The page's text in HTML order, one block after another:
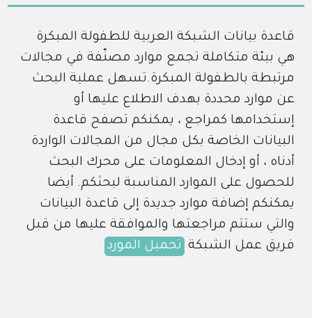
قاعدة بيانات الشبكة العربية للطفولة المبكرة
هي بيئة متكاملة تجمع موارد مصنّفة في مجالات
مرتبطة بالطفولة المبكرة.تسهل عملية البحث
عن موارد محددة بهدف الاطلاع عليها أو
إستخدامها كمراجع ، يمكنكم تصفح قاعدة
البيانات الخاصة بكل مجال من المجالات الواردة
أدناه ، أو إدخال المعلومات على محرك البحث
للحصول على الموارد المناسبة لبحثكم. أيضا
يمكنكم إضافة موارد جديدة إلى قاعدة البيانات
والتي ستتم مراجعتها والموافقة عليها من قبل
فريق عمل الشبكة تحميل المورد